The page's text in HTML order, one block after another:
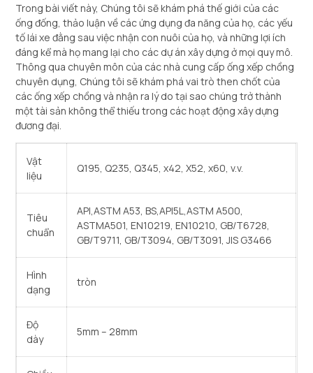
Trong bài viết này, Chúng tôi sẽ khám phá thế giới của các
ống đống, thảo luận về các ứng dụng đa năng của họ, các yếu
tố lái xe đằng sau việc nhận con nuôi của họ, và những lợi ích
đáng kể mà họ mang lại cho các dự án xây dựng ở mọi quy mô.
Thông qua chuyên môn của các nhà cung cấp ống xếp chồng
chuyên dụng, Chúng tôi sẽ khám phá vai trò then chốt của
các ống xếp chồng và nhận ra lý do tại sao chúng trở thành
một tài sản không thể thiếu trong các hoạt động xây dựng
đương đại.
Vật
liệu
Q195, Q235, Q345, x42, X52, x60, v.v.
Tiêu
chuẩn
API,ASTM A53, BS,API5L,ASTM A500,
ASTMA501, EN10219, EN10210, GB/T6728,
GB/T9711, GB/T3094, GB/T3091, JIS G3466
Hình
dạng
tròn
Độ
dày
5mm – 28mm